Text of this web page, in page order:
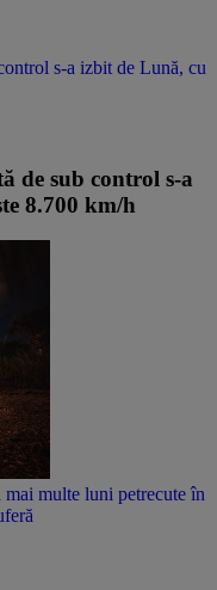
s-a izbit de Lună, cu
de sub control s-a
8.700 km/h
multe luni petrecute în